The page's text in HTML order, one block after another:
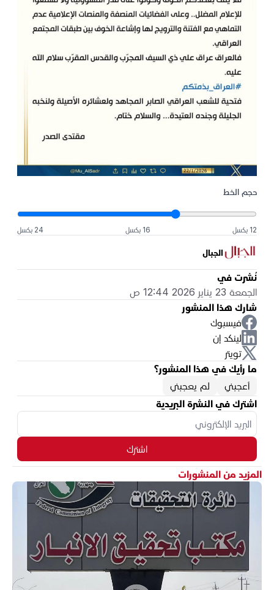
حجم الخط
12 بكسل 16 بكسل 24 بكسل
الجبال
نُشرت في
الجمعة 23 يناير 2026 12:44 ص
شارك هذا المنشور
فيسبوك
لينكد إن
تويتر
ما رأيك في هذا المنشور؟
أعجبني
لم يعجبني
اشترك في النشرة البريدية
اشترك
المزيد من المنشورات